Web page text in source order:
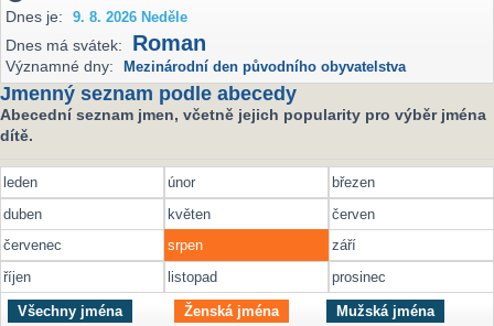
Dnes je:
9. 8. 2026 Neděle
Dnes má svátek: Roman
Významné dny: Mezinárodní den původního obyvatelstva
Jmenný seznam podle abecedy
Abecední seznam jmen, včetně jejich popularity pro výběr jména
dítě.
leden únor
březen
duben
květen
červen
červenec
srpen
září
říjen
listopad prosinec
Všechny jména Ženská jména Mužská jména